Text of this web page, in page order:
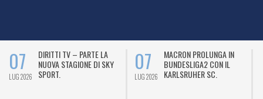
07
LUG 2026
DIRITTI TV – PARTE LA
NUOVA STAGIONE DI SKY
SPORT.
07
LUG 2026
MACRON PROLUNGA IN
BUNDESLIGA2 CON IL
KARLSRUHER SC.